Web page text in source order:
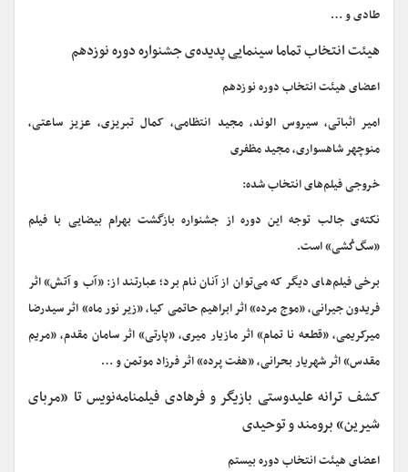
طادی و …
هیئت انتخاب تماما سینمایی پدیده‌ی جشنواره دوره نوزدهم
اعضای هیئت انتخاب دوره نوزدهم
امیر اثباتی، سیروس الوند، مجید انتظامی، کمال تبریزی، عزیز ساعتی،
منوچهر شاهسواری، مجید مظفری
خروجی فیلم‌های انتخاب شده:
نکته‌ی جالب توجه این دوره از جشنواره بازگشت بهرام بیضایی با فیلم
«سگ‌کُشی» است.
برخی فیلم‌های دیگر که می‌توان از آنان نام برد؛ عبارتند از: «آب و آتش» اثر
فریدون جیرانی، «موج مرده» اثر ابراهیم حاتمی کیا، «زیر نور ماه» اثر سیدرضا
میرکریمی، «قطعه نا تمام» اثر مازیار میری، «پارتی» اثر سامان مقدم، «مریم
مقدس» اثر شهریار بحرانی، «هفت پرده» اثر فرزاد موتمن و …
کشف ترانه علیدوستی بازیگر و فرهادی فیلمنامه‌نویس تا «مربای
شیرین» برومند و توحیدی
اعضای هیئت انتخاب دوره بیستم